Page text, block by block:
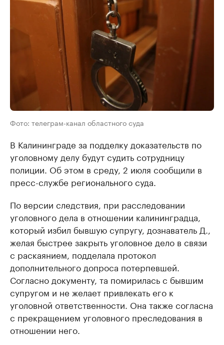
Фото: телеграм-канал областного суда
В Калининграде за подделку доказательств по
уголовному делу будут судить сотрудницу
полиции. Об этом в среду, 2 июля сообщили в
пресс-службе регионального суда.
По версии следствия, при расследовании
уголовного дела в отношении калининградца,
который избил бывшую супругу, дознаватель Д.,
желая быстрее закрыть уголовное дело в связи
с раскаянием, подделала протокол
дополнительного допроса потерпевшей.
Согласно документу, та помирилась с бывшим
супругом и не желает привлекать его к
уголовной ответственности. Она также согласна
с прекращением уголовного преследования в
отношении него.